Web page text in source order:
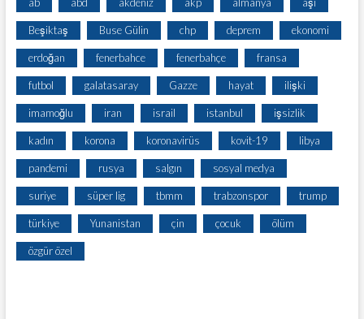
ab abd akdeniz akp almanya aşı
Beşiktaş Buse Gülin chp deprem ekonomi
erdoğan fenerbahce fenerbahçe fransa
futbol galatasaray Gazze hayat ilişki
imamoğlu iran israil istanbul işsizlik
kadın korona koronavirüs kovit-19 libya
pandemi rusya salgın sosyal medya
suriye süper lig tbmm trabzonspor trump
türkiye Yunanistan çin çocuk ölüm
özgür özel